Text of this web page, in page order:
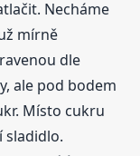
Necháme
mírně
dle
ale pod bodem
Místo cukru
sladidlo.